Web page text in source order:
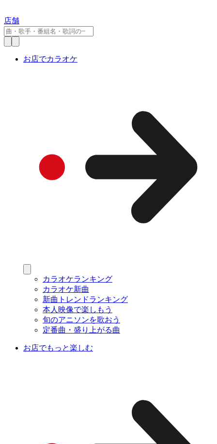
店舗
お店でカラオケ
カラオケランキング
カラオケ新曲
新曲トレンドランキング
本人映像で楽しもう
旬のアニソンを歌おう
定番曲・盛り上がる曲
お店でもっと楽しむ